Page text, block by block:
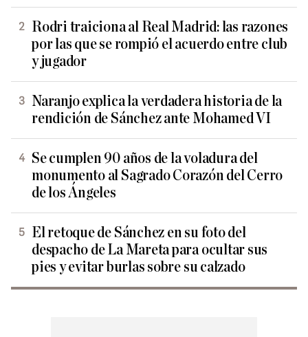
Rodri traiciona al Real Madrid: las razones
por las que se rompió el acuerdo entre club
y jugador
Naranjo explica la verdadera historia de la
rendición de Sánchez ante Mohamed VI
Se cumplen 90 años de la voladura del
monumento al Sagrado Corazón del Cerro
de los Ángeles
El retoque de Sánchez en su foto del
despacho de La Mareta para ocultar sus
pies y evitar burlas sobre su calzado